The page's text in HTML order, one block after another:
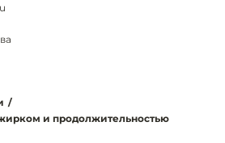
/
и продолжительностью